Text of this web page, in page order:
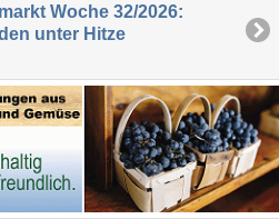
Woche 32/2026:
unter Hitze